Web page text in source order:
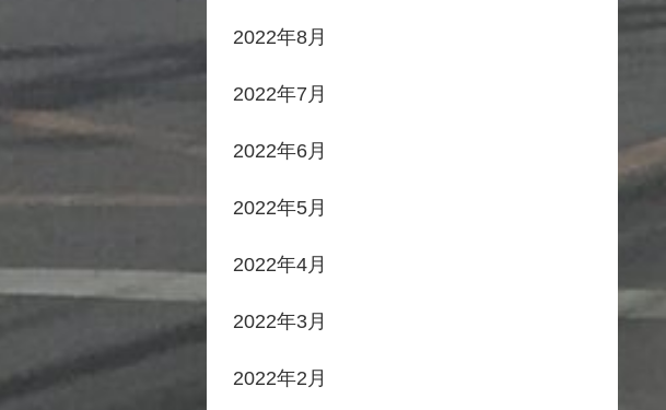
2022年8月
2022年7月
2022年6月
2022年5月
2022年4月
2022年3月
2022年2月